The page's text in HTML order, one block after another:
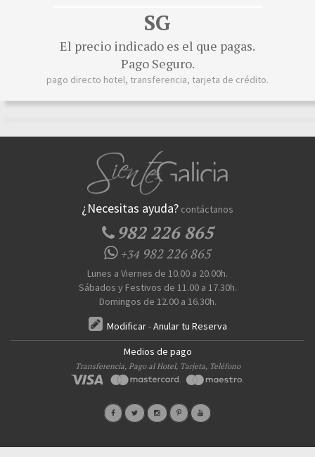
SG
El precio indicado es el que pagas.
Pago Seguro.
pago directo hotel, transferencia, tarjeta de crédito.
¿Necesitas ayuda? contáctanos
982 226 865
+34982 226 865
Lunes a Viernes de 10.00 a 20.00h.
Sábados y Festivos de 11.00 a 17.30h.
Domingos de 12.00 a 16.30h.
Modificar-Anular tu Reserva
Medios de pago
Transferencia, Pago al Hotel, Tarjeta, Teléfono